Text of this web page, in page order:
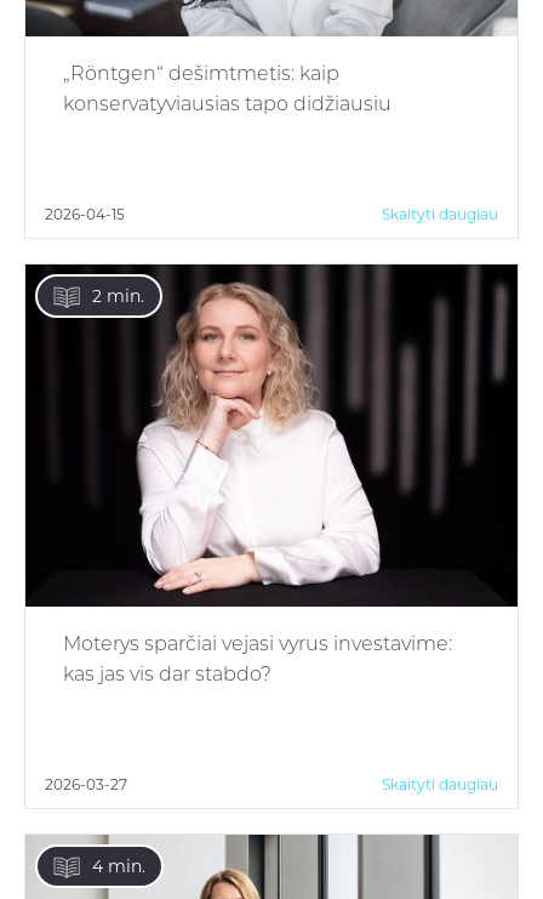
„Röntgen“ dešimtmetis: kaip
konservatyviausias tapo didžiausiu
2026-04-15 Skaityti daugiau
2 min.
Moterys sparčiai vejasi vyrus investavime:
kas jas vis dar stabdo?
2026-03-27 Skaityti daugiau
4 min.